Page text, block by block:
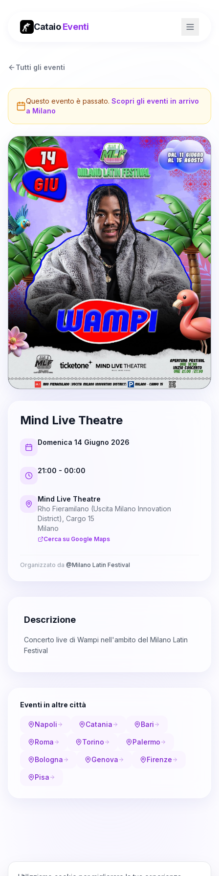
CataioEventi
Tutti gli eventi
Questo evento è passato. Scopri gli eventi in arrivo
a Milano
Mind Live Theatre
Domenica 14 Giugno 2026
21:00 - 00:00
Mind Live Theatre
Rho Fieramilano (Uscita Milano Innovation
District), Cargo 15
Milano
Cerca su Google Maps
Organizzato da @Milano Latin Festival
Descrizione
Concerto live di Wampi nell'ambito del Milano Latin
Festival
Eventi in altre città
Napoli Catania Bari
Roma Torino Palermo
Bologna Genova Firenze
Pisa